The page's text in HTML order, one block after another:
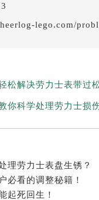
lego.com/
松解决劳力士表带过
你科学处理劳力士损
理劳力士表盘生锈？
必看的调整秘籍！
起死回生！